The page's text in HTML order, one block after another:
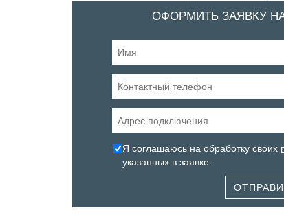
ОФОРМИТЬ ЗАЯВКУ
Я соглашаюсь на обработку своих
указанных в заявке.